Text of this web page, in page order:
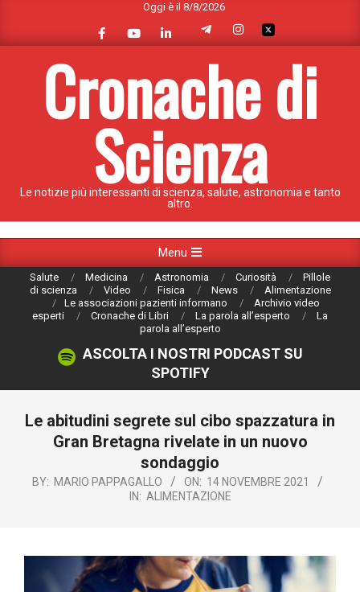
content
Oggi è il 8/8/2026
Cronache di
Scienza
Le notizie più interessanti di scienza, salute, astronomia e tanto
altro.
Navigation
Menu
Salute Medicina Astronomia Curiosità
Pillole
di scienza
Video Fisica News
Alimentazione
Le associazioni pazienti informano
Archivio video
esperti
Cronache di Libri La parola all’esperto
La
parola all’esperto
ASCOLTA I NOSTRI PODCAST SU
SPOTIFY
Le abitudini segrete sul cibo spazzatura in
Gran Bretagna rivelate in un nuovo
sondaggio
BY: MARIO PAPPAGALLO ON: 14 NOVEMBRE 2021
IN: ALIMENTAZIONE